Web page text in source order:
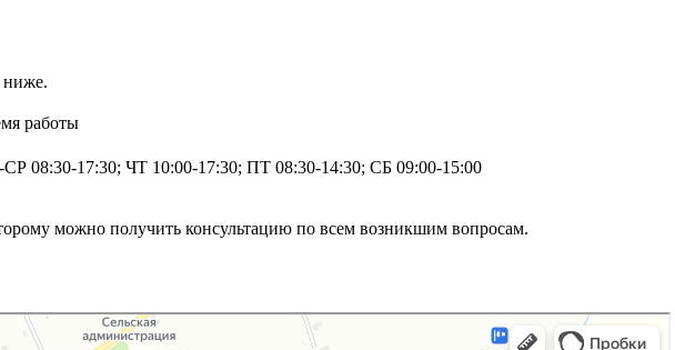
ниже.
работы
08:30-17:30; ЧТ 10:00-17:30; ПТ 08:30-14:30; СБ 09:00-15:00
можно получить консультацию по всем возникшим вопросам.